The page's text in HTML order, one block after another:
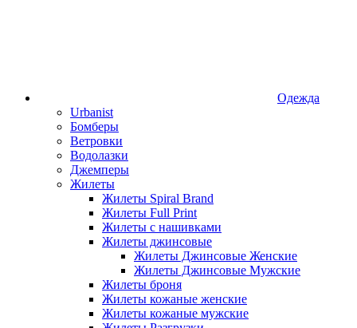
Одежда
Urbanist
Бомберы
Ветровки
Водолазки
Джемперы
Жилеты
Жилеты Spiral Brand
Жилеты Full Print
Жилеты с нашивками
Жилеты джинсовые
Жилеты Джинсовые Женские
Жилеты Джинсовые Мужские
Жилеты броня
Жилеты кожаные женские
Жилеты кожаные мужские